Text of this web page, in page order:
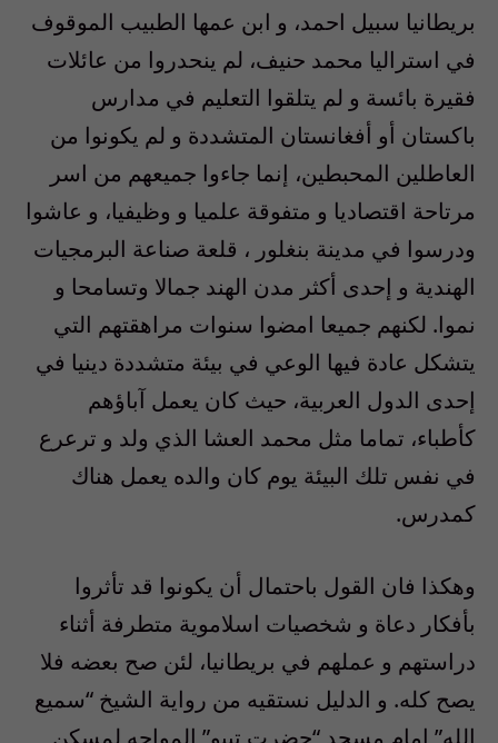
بريطانيا سبيل احمد، و ابن عمها الطبيب الموقوف
في استراليا محمد حنيف، لم ينحدروا من عائلات
فقيرة بائسة و لم يتلقوا التعليم في مدارس
باكستان أو أفغانستان المتشددة و لم يكونوا من
العاطلين المحبطين، إنما جاءوا جميعهم من اسر
مرتاحة اقتصاديا و متفوقة علميا و وظيفيا، و عاشوا
ودرسوا في مدينة بنغلور ، قلعة صناعة البرمجيات
الهندية و إحدى أكثر مدن الهند جمالا وتسامحا و
نموا. لكنهم جميعا امضوا سنوات مراهقتهم التي
يتشكل عادة فيها الوعي في بيئة متشددة دينيا في
إحدى الدول العربية، حيث كان يعمل آباؤهم
كأطباء، تماما مثل محمد العشا الذي ولد و ترعرع
في نفس تلك البيئة يوم كان والده يعمل هناك
كمدرس.
وهكذا فان القول باحتمال أن يكونوا قد تأثروا
بأفكار دعاة و شخصيات اسلاموية متطرفة أثناء
دراستهم و عملهم في بريطانيا، لئن صح بعضه فلا
يصح كله. و الدليل نستقيه من رواية الشيخ “سميع
الله” إمام مسجد “حضرت تيبو” المواجه لمسكن